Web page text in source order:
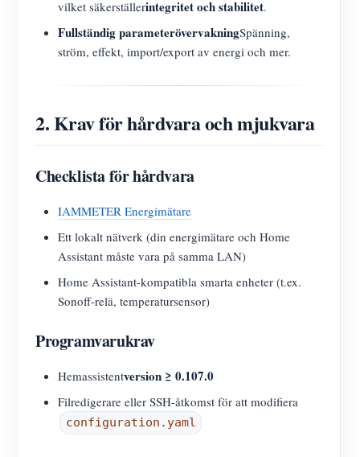
vilket säkerställerintegritet och stabilitet.
Fullständig parameterövervakningSpänning,
ström, effekt, import/export av energi och mer.
2. Krav för hårdvara och mjukvara
Checklista för hårdvara
IAMMETER Energimätare
Ett lokalt nätverk (din energimätare och Home
Assistant måste vara på samma LAN)
Home Assistant-kompatibla smarta enheter (t.ex.
Sonoff-relä, temperatursensor)
Programvarukrav
Hemassistentversion ≥ 0.107.0
Filredigerare eller SSH-åtkomst för att modifiera
configuration.yaml